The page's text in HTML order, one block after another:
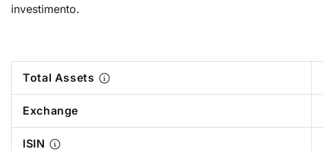
investimento.
Total Assets
Exchange
ISIN